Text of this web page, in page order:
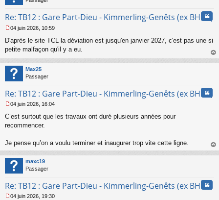
Re: TB12 : Gare Part-Dieu - Kimmerling-Genêts (ex BHNS)
e
s
a
g
e
o
l
u
04 juin 2026, 10:59
D'après le site TCL la déviation est jusqu'en janvier 2027, c'est pas une si
petite malfaçon qu'il y a eu.
au
Max25
Passager
Re: TB12 : Gare Part-Dieu - Kimmerling-Genêts (ex BHNS)
e
s
g
n
o
u
04 juin 2026, 16:04
C’est surtout que les travaux ont duré plusieurs années pour
recommencer.
Je pense qu’on a voulu terminer et inaugurer trop vite cette ligne.
au
maxc19
Passager
Re: TB12 : Gare Part-Dieu - Kimmerling-Genêts (ex BHNS)
04 juin 2026, 19:30